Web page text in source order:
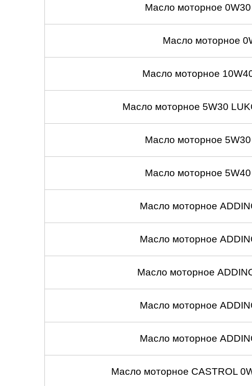
Масло моторное
Масло моторное
Масло моторное
Масло моторное 5W30
Масло моторное
Масло моторное
Масло моторное
Масло моторное
Масло моторное
Масло моторное
Масло моторное
Масло моторное CASTROL